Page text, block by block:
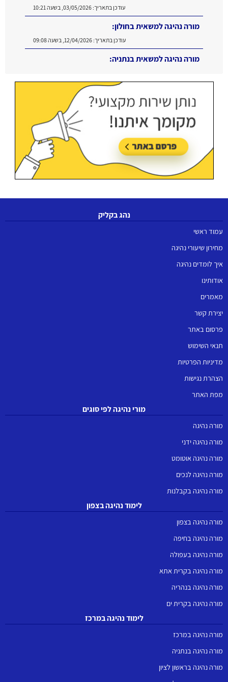
עודכן בתאריך:03/05/2026, בשעה 10:21
מורה נהיגה למשאית בחולון:
עודכן בתאריך:12/04/2026, בשעה 09:08
מורה נהיגה למשאית בנתניה:
נהג בקליק
עמוד ראשי
מחירון שיעורי נהיגה
איך לומדים נהיגה
אודותינו
מאמרים
יצירת קשר
פרסום באתר
תנאי השימוש
מדיניות הפרטיות
הצהרת נגישות
מפת האתר
מורי נהיגה לפי סוגים
מורה נהיגה
מורה נהיגה ידני
מורה נהיגה אוטומט
מורה נהיגה לנכים
מורה נהיגה בקבלנות
לימוד נהיגה בצפון
מורה נהיגה בצפון
מורה נהיגה בחיפה
מורה נהיגה בעפולה
מורה נהיגה בקרית אתא
מורה נהיגה בנהריה
מורה נהיגה בקרית ים
לימוד נהיגה במרכז
מורה נהיגה במרכז
מורה נהיגה בנתניה
מורה נהיגה בראשון לציון